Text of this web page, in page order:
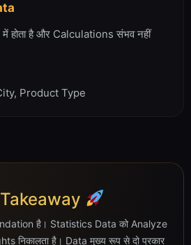
होता है और Calculations संभव नहीं
Product Type
है। Statistics Data को Analyze
निकालता है। Data मुख्य रूप से दो प्रकार